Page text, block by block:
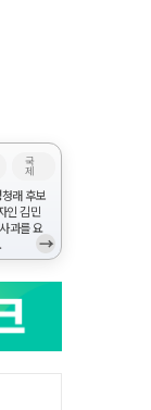
국
제
래 후보
인 김민
과를 요
→